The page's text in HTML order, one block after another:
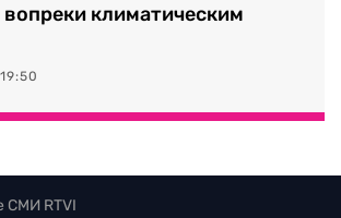
климатическим
СМИ RTVI